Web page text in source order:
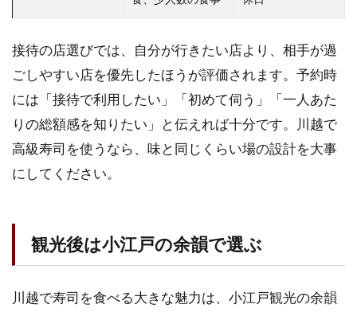
接待の店選びでは、自分が行きたい店より、相手が過
ごしやすい店を優先したほうが評価されます。予約時
には「接待で利用したい」「初めて伺う」「一人あた
りの総額感を知りたい」と伝えれば十分です。川越で
高級寿司を使うなら、味と同じくらい場の設計を大事
にしてください。
観光後は小江戸の余韻で選ぶ
川越で寿司を食べる大きな魅力は、小江戸観光の余韻